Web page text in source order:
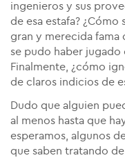
ingenieros y sus
de esa estafa?
gran y merecida fama
se pudo haber jugado
Finalmente, ¿cómo
de claros indicios de
Dudo que alguien
al menos hasta que
esperamos, algunos
que saben tratando